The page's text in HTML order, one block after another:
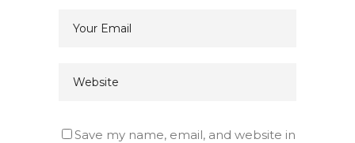
Save my name, email, and website in